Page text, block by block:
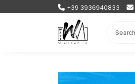
+39 3936940833